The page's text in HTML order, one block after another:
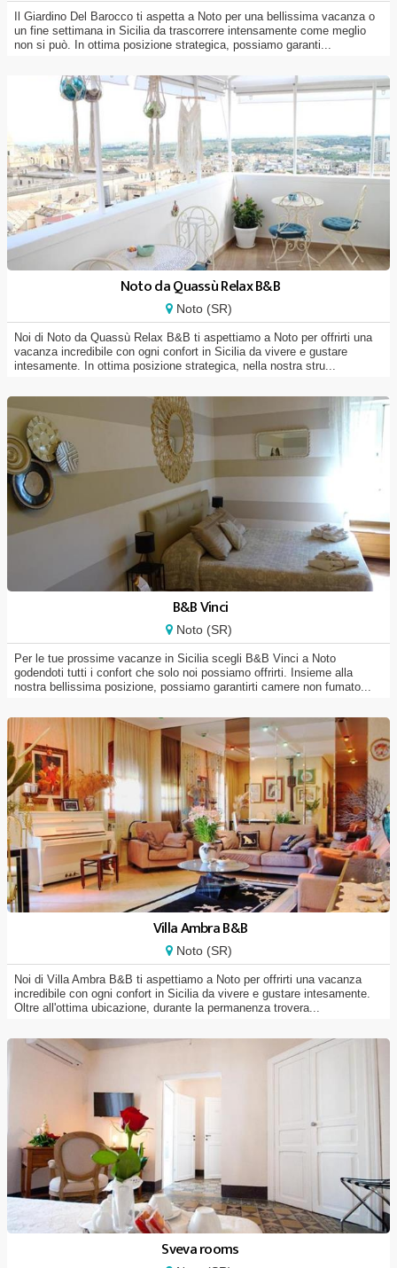
Il Giardino Del Barocco ti aspetta a Noto per una bellissima vacanza o
un fine settimana in Sicilia da trascorrere intensamente come meglio
non si può. In ottima posizione strategica, possiamo garanti...
Noto da Quassù Relax B&B
Noto (SR)
Noi di Noto da Quassù Relax B&B ti aspettiamo a Noto per offrirti una
vacanza incredibile con ogni confort in Sicilia da vivere e gustare
intesamente. In ottima posizione strategica, nella nostra stru...
B&B Vinci
Noto (SR)
Per le tue prossime vacanze in Sicilia scegli B&B Vinci a Noto
godendoti tutti i confort che solo noi possiamo offrirti. Insieme alla
nostra bellissima posizione, possiamo garantirti camere non fumato...
Villa Ambra B&B
Noto (SR)
Noi di Villa Ambra B&B ti aspettiamo a Noto per offrirti una vacanza
incredibile con ogni confort in Sicilia da vivere e gustare intesamente.
Oltre all'ottima ubicazione, durante la permanenza trovera...
Sveva rooms